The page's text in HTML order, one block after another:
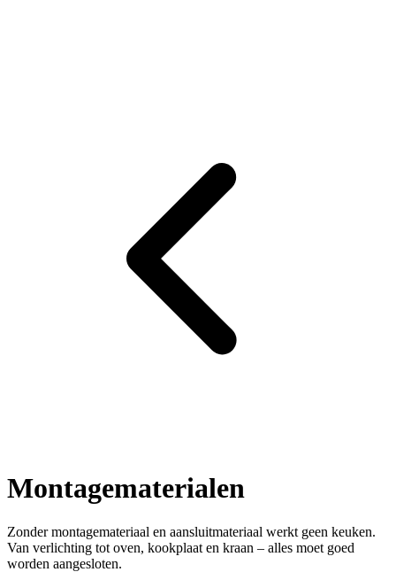
Montagematerialen
Zonder montagemateriaal en aansluitmateriaal werkt geen keuken.
Van verlichting tot oven, kookplaat en kraan – alles moet goed
worden aangesloten.